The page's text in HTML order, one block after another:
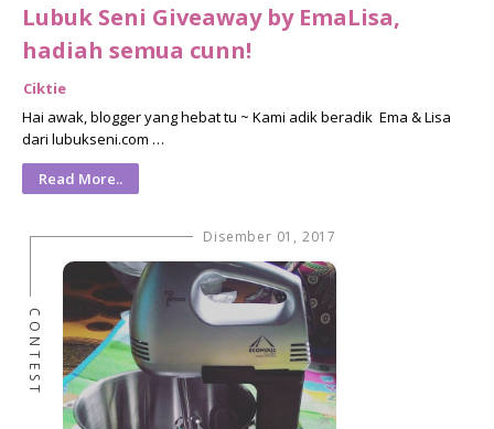
Lubuk Seni Giveaway by EmaLisa,
hadiah semua cunn!
Ciktie
Hai awak, blogger yang hebat tu ~ Kami adik beradik Ema & Lisa
dari lubukseni.com …
Read More..
Disember 01, 2017
CONTEST